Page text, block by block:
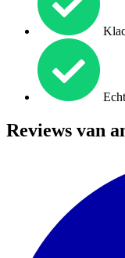
Reviews van